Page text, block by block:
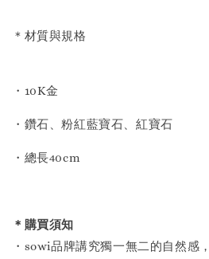
＊材質與規格
・10K金
・鑽石、粉紅藍寶石、紅寶石
・總長40cm
＊購買須知
・sowi品牌講究獨一無二的自然感